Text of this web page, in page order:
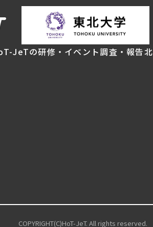
JeTの研修・イベント調査・報告
COPYRIGHT(C)HoT-JeT. All rights reserved.